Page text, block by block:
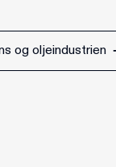
og oljeindustrien